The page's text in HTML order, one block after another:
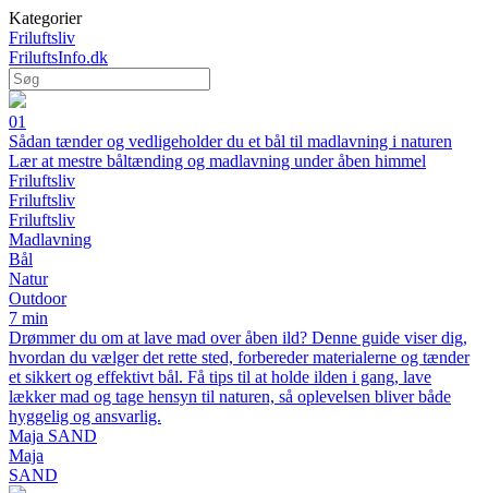
Kategorier
Friluftsliv
FriluftsInfo.dk
01
Sådan tænder og vedligeholder du et bål til madlavning i naturen
Lær at mestre båltænding og madlavning under åben himmel
Friluftsliv
Friluftsliv
Friluftsliv
Madlavning
Bål
Natur
Outdoor
7 min
Drømmer du om at lave mad over åben ild? Denne guide viser dig,
hvordan du vælger det rette sted, forbereder materialerne og tænder
et sikkert og effektivt bål. Få tips til at holde ilden i gang, lave
lækker mad og tage hensyn til naturen, så oplevelsen bliver både
hyggelig og ansvarlig.
Maja SAND
Maja
SAND